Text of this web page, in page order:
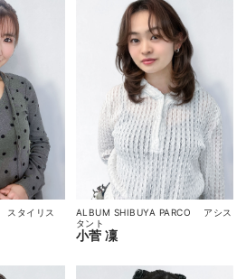
スタイリス
小菅 凜
ALBUM SHIBUYA PARCO
アシス
タント